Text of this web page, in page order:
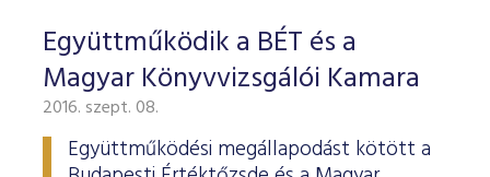
Együttműködik a BÉT és a
Magyar Könyvvizsgálói Kamara
2016. szept. 08.
Együttműködési megállapodást kötött a